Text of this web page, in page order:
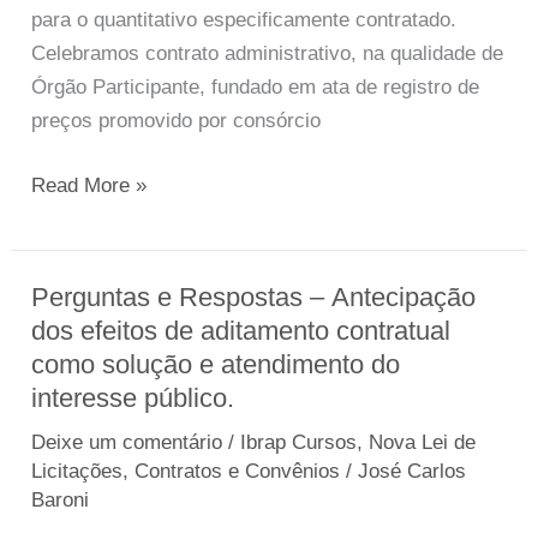
para o quantitativo especificamente contratado.
Celebramos contrato administrativo, na qualidade de
Órgão Participante, fundado em ata de registro de
preços promovido por consórcio
Read More »
Perguntas e Respostas – Antecipação
dos efeitos de aditamento contratual
como solução e atendimento do
interesse público.
Deixe um comentário / Ibrap Cursos, Nova Lei de
Licitações, Contratos e Convênios /José Carlos
Baroni
Perguntas
e
Respostas
–
Antecipação
dos
efeitos